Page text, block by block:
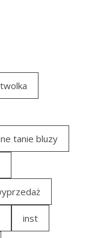
tanie bluzy
inst